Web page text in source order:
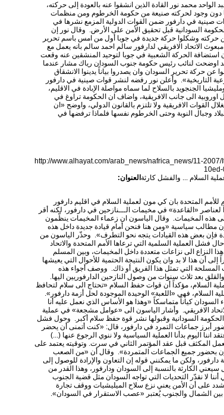
محمد نور القادة الذين انشقوا عنه بالعودة إلى حركته،
دون وجود لحركته صنيعة من حكومة الخرطوم ومن منظمات
صينية في دارفور ضمن القوات الدولية المزمع نشرها في
السودانية قبل تحقيق الأمن على الأرض. وقال نور إن
عن حركته وشكلوا حركة جديدة في جوبا أول من امس باسم تحرير
الاتحاد الافريقي لدارفور سالم احمد سالم بانه يعمل مع
الحركة الشعبية في جوبا لتوحيد المنشقين عنه وقعت
اوضحت لنائب رئيس حكومة جنوب السودان رياك مشار عندما
عن حركة تحرير السودان وان يصدروا بياناً يدينوا الانشقاق
التاريخية». وأعلن نور رفضه لنشر قوات صينية في دارفور
الجنجويد بالسلاح لما سماه مواصلة الإبادة في الاقليم،
الى جانب الافريقية، واضاف ان الحكومة تراوغ في
القوات الافريقية ولا تلتزم بالقانون الدولي، واوضح «ان
وجبال النوبة وحتى الخرطوم نفسها فلماذا ترفضها في
http://www.alhayat.com/arab_news/nafrica_news/11-
العنوان: السلام ... والفشل كارثة
للأمم المتحدة بان كي مون لعملية السلام في اقليم دارفور
«القاعدة» في مخيمات الـــنازحين في دارفور، لكنه أقر
هذه المخيمات. وقال الياسون ان زعماء المخيمات ينظّمون
مطالب سياسية «ومن هنا فنحن أمام قيادة جديدة داخل هذه
فإن بعض هذه القيادات يتجه نحو التطرف». وحذّر الياسون من
فشل العملية السلمية التي ترعاها الأمم المتحدة والاتحاد
النزاع الى نزاعات متعددة داخل المخيمات، وبين المسلم
أن هذا لا بد وان يكون النتيجة الحتمية للأحوال التي يعيشها
التي تمثل هذا الفريق أو ذاك. ووصف أجواء هذه
والقلق بعد ثلاث سنوات من وصول النازحين الدارفوريين اليها.
السلام، مؤكداً أن قوات حفظ السلام «تحتاج الى سلام لتحافظ
السلام، فهي «اللعبة» الوحيدة الموجودة لحل أزمة دارفور».
كياناً متماسكاً «وهذا هو الأساس الذي نعمل عليه أنا
الافريقي. وأشار الياسون الى «عوامل مشجعة» في عملية
الحكومة السودانية وقبولها نشر قوة حفظ سلام أكبر. وحول فشل
أبرز جماعات التمرد في دارفور، قال: «كنت أتمنى أن يحضر
اننا اليوم بدأنا العملية السياسية ولا ننوي الرجوع عنها (...)
المكثف قبل عقد المؤتمر الثاني في سرت. وتوقيته يعتمد على
بحضور جميع الجماعات المتمردة». وقال أن «من الصعب
ولكن ما يمكنني قوله إن التعاون والإرادة للوصول إلى
الكارثة بالنسبة إلى السودان ودارفور، وهذا القدر من
أننا لا نقدّر التحديات التي تواجه السودان مثل قضية الجنوب
على أن الأمن يعني نزع سلاح الميليشيات ووقف تجارة
بين الشمال والجنوب يُعتبر «عصب الاستقرار في السودان».